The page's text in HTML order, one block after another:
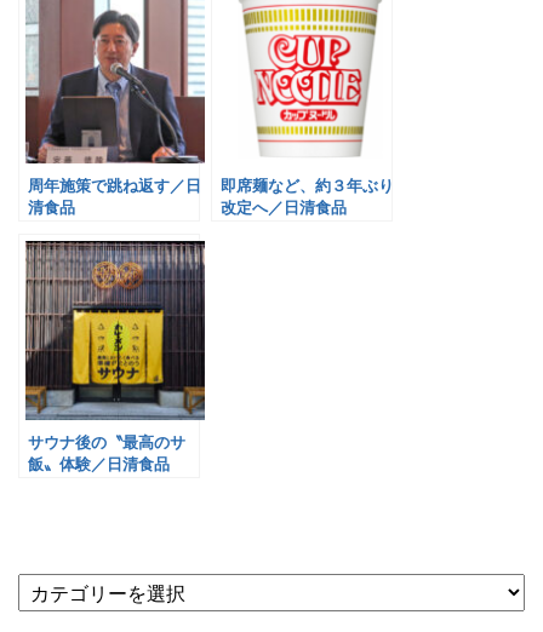
周年施策で跳ね返す／日
清食品
即席麺など、約３年ぶり
改定へ／日清食品
サウナ後の〝最高のサ
飯〟体験／日清食品